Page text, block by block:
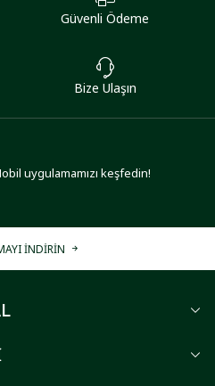
Güvenli Ödeme
Bize Ulaşın
uygulamamızı keşfedin!
İNDİRİN